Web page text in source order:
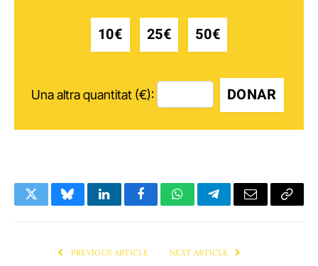
10€ 25€ 50€
Una altra quantitat (€): DONAR
TwitterBlueskyLinkedInFacebookWhatsAppTelegramEmail Copy
PREVIOUS ARTICLE NEXT ARTICLE